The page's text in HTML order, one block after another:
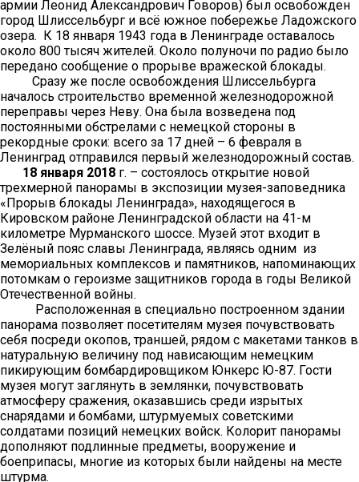
армии Леонид Александрович Говоров) был освобожден
город Шлиссельбург и всё южное побережье Ладожского
озера. К 18 января 1943 года в Ленинграде оставалось
около 800 тысяч жителей. Около полуночи по радио было
передано сообщение о прорыве вражеской блокады.
Сразу же после освобождения Шлиссельбурга
началось строительство временной железнодорожной
переправы через Неву. Она была возведена под
постоянными обстрелами с немецкой стороны в
рекордные сроки: всего за 17 дней – 6 февраля в
Ленинград отправился первый железнодорожный состав.
18 января 2018 г. – состоялось открытие новой
трехмерной панорамы в экспозиции музея-заповедника
«Прорыв блокады Ленинграда», находящегося в
Кировском районе Ленинградской области на 41-м
километре Мурманского шоссе. Музей этот входит в
Зелёный пояс славы Ленинграда, являясь одним из
мемориальных комплексов и памятников, напоминающих
потомкам о героизме защитников города в годы Великой
Отечественной войны.
Расположенная в специально построенном здании
панорама позволяет посетителям музея почувствовать
себя посреди окопов, траншей, рядом с макетами танков в
натуральную величину под нависающим немецким
пикирующим бомбардировщиком Юнкерс Ю-87. Гости
музея могут заглянуть в землянки, почувствовать
атмосферу сражения, оказавшись среди изрытых
снарядами и бомбами, штурмуемых советскими
солдатами позиций немецких войск. Колорит панорамы
дополняют подлинные предметы, вооружение и
боеприпасы, многие из которых были найдены на месте
штурма.